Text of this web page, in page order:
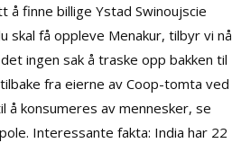
finne billige Ystad Swinoujscie
få oppleve Menakur, tilbyr vi nå
ingen sak å traske opp bakken til
fra eierne av Coop-tomta ved
konsumeres av mennesker, se
Interessante fakta: India har 22